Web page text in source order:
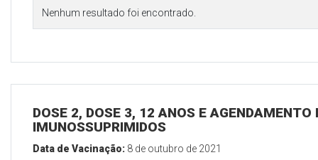
Nenhum resultado foi encontrado.
DOSE 2, DOSE 3, 12 ANOS E
IMUNOSSUPRIMIDOS
Data de Vacinação: 8 de outubro de 2021